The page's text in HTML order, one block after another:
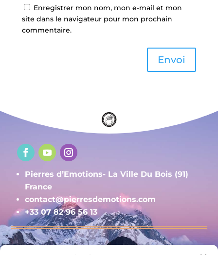
Enregistrer mon nom, mon e-mail et mon
site dans le navigateur pour mon prochain
commentaire.
Envoi
Pierres d’Emotions- La Ville Du Bois (91)
France
contact@pierresdemotions.com
+33 07 82 96 56 13